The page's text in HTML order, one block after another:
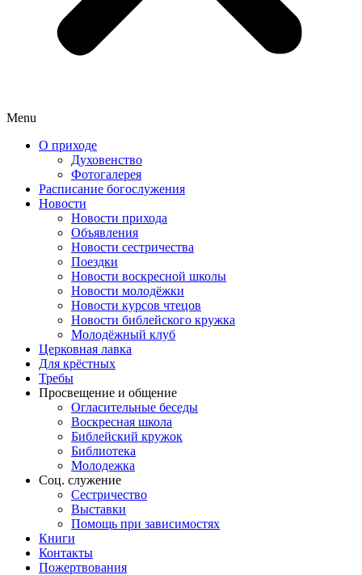
Menu
О приходе
Духовенство
Фотогалерея
Расписание богослужения
Новости
Новости прихода
Объявления
Новости сестричества
Поездки
Новости воскресной школы
Новости молодёжки
Новости курсов чтецов
Новости библейского кружка
Молодёжный клуб
Церковная лавка
Для крёстных
Требы
Просвещение и общение
Огласительные беседы
Воскресная школа
Библейский кружок
Библиотека
Молодежка
Соц. служение
Сестричество
Выставки
Помощь при зависимостях
Книги
Контакты
Пожертвования